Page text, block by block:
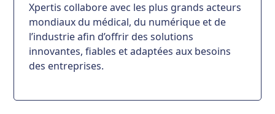
Xpertis collabore avec les plus grands acteurs
mondiaux du médical, du numérique et de
l’industrie afin d’offrir des solutions
innovantes, fiables et adaptées aux besoins
des entreprises.